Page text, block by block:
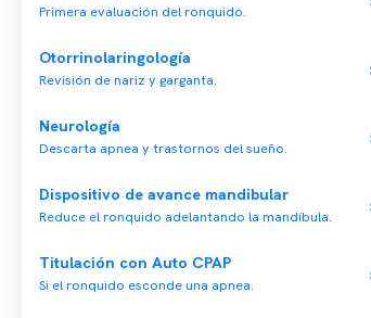
del sueño y un equipo multidisciplinario para
tu salud integral.
Primera evaluación del ronquido.
Otorrinolaringología
Revisión de nariz y garganta.
Neurología
Descarta apnea y trastornos del sueño.
Dispositivo de avance mandibular
Reduce el ronquido adelantando la mandíbula.
Titulación con Auto CPAP
Si el ronquido esconde una apnea.